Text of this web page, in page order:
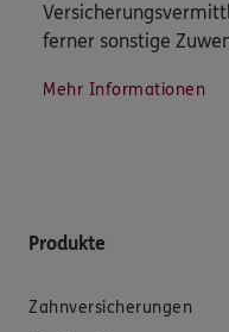
ferner sonstige
Mehr Informationen
Produkte
Zahnversicherungen